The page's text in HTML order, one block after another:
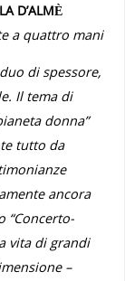
D’ALMÈ
a quattro mani
di spessore,
Il tema di
donna”
tutto da
ancora
“Concerto-
vita di grandi
–